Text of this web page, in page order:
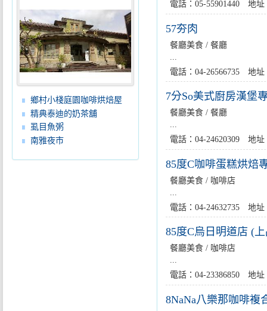
鄉村小棧庭園咖啡烘焙屋
精典泰迪的奶茶舖
虱目魚粥
南雅夜市
電話：05-55901440 地
57夯肉
餐廳美食 / 餐廳
電話：04-26566735 地
7分So美式廚房漢堡
餐廳美食 / 餐廳
...
電話：04-24620309 地
85度C咖啡蛋糕烘焙
餐廳美食 / 咖啡店
電話：04-24632735 地
85度C烏日明道店 (
餐廳美食 / 咖啡店
...
電話：04-23386850 地
8NaNa八樂那咖啡複